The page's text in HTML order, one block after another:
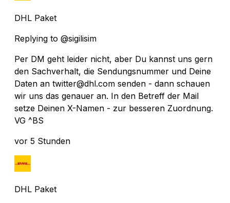
DHL Paket
Replying to @sigilisim
Per DM geht leider nicht, aber Du kannst uns gern
den Sachverhalt, die Sendungsnummer und Deine
Daten an twitter@dhl.com senden - dann schauen
wir uns das genauer an. In den Betreff der Mail
setze Deinen X-Namen - zur besseren Zuordnung.
VG ^BS
vor 5 Stunden
DHL Paket